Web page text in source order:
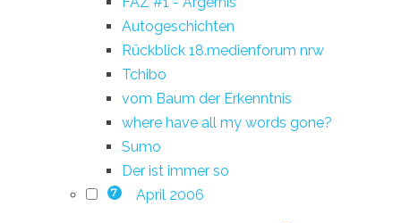
Autogeschichten
Rückblick 18.medienforum nrw
Tchibo
vom Baum der Erkenntnis
where have all my words gone?
Sumo
Der ist immer so
7 April 2006